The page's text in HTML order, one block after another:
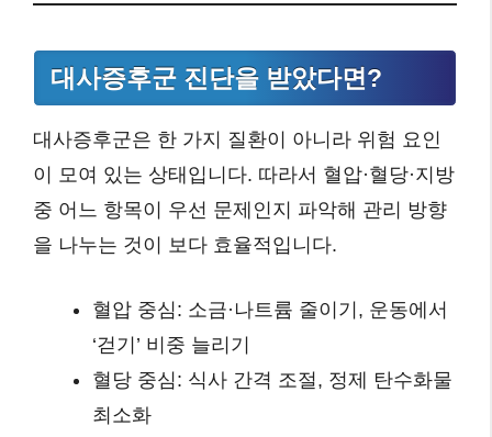
대사증후군 진단을 받았다면?
대사증후군은 한 가지 질환이 아니라 위험 요인
이 모여 있는 상태입니다. 따라서 혈압·혈당·지방
중 어느 항목이 우선 문제인지 파악해 관리 방향
을 나누는 것이 보다 효율적입니다.
혈압 중심: 소금·나트륨 줄이기, 운동에서
‘걷기’ 비중 늘리기
혈당 중심: 식사 간격 조절, 정제 탄수화물
최소화